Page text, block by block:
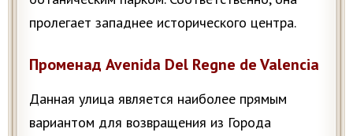
пролегает западнее исторического центра.
Променад Avenida Del Regne de Valencia
Данная улица является наиболее прямым
вариантом для возвращения из Города